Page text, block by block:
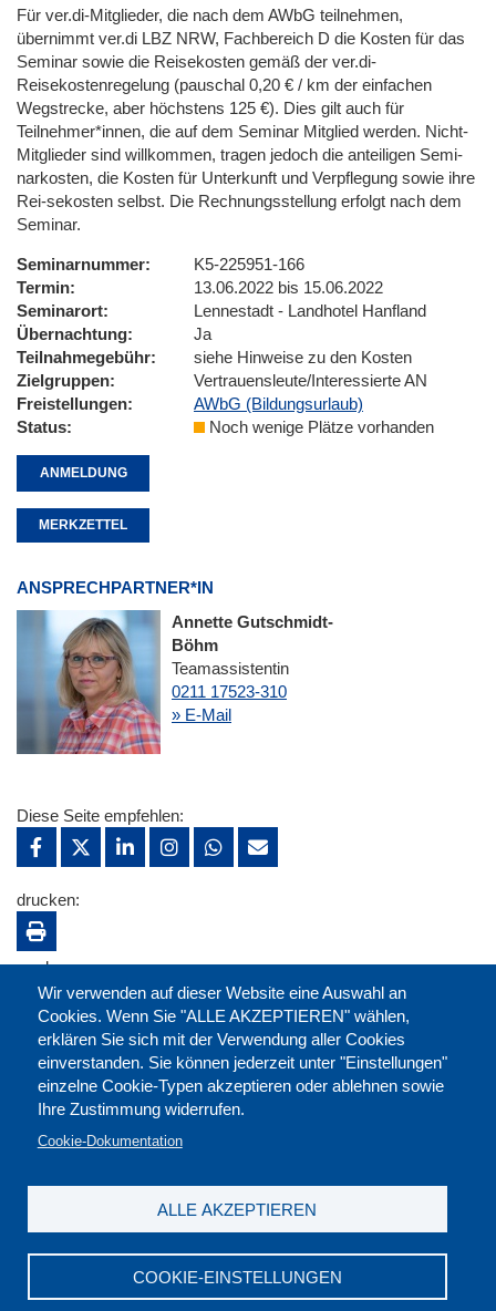
Für ver.di-Mitglieder, die nach dem AWbG teilnehmen,
übernimmt ver.di LBZ NRW, Fachbereich D die Kosten für das
Seminar sowie die Reisekosten gemäß der ver.di-
Reisekostenregelung (pauschal 0,20 € / km der einfachen
Wegstrecke, aber höchstens 125 €). Dies gilt auch für
Teilnehmer*innen, die auf dem Seminar Mitglied werden. Nicht-
Mitglieder sind willkommen, tragen jedoch die anteiligen Semi-
narkosten, die Kosten für Unterkunft und Verpflegung sowie ihre
Rei-sekosten selbst. Die Rechnungsstellung erfolgt nach dem
Seminar.
Seminarnummer
K5-225951-166
Termin
13.06.2022 bis 15.06.2022
Seminarort
Lennestadt - Landhotel Hanfland
Übernachtung
Ja
Teilnahmegebühr
siehe Hinweise zu den Kosten
Zielgruppen
Vertrauensleute/Interessierte AN
Freistellungen
AWbG (Bildungsurlaub)
Status
Noch wenige Plätze vorhanden
ANMELDUNG
MERKZETTEL
ANSPRECHPARTNER*IN
Annette Gutschmidt-
Böhm
Teamassistentin
0211 17523-310
» E-Mail
Wir verwenden auf dieser Website eine Auswahl an
Cookies. Wenn Sie "ALLE AKZEPTIEREN" wählen,
erklären Sie sich mit der Verwendung aller Cookies
einverstanden. Sie können jederzeit unter "Einstellungen"
einzelne Cookie-Typen akzeptieren oder ablehnen sowie
Ihre Zustimmung widerrufen.
Cookie-Dokumentation
COOKIE-EINSTELLUNGEN
ALLE AKZEPTIEREN
Diese Seite empfehlen:
drucken:
merken:
DGB-Bildungswerk NRW e.V. © 2026